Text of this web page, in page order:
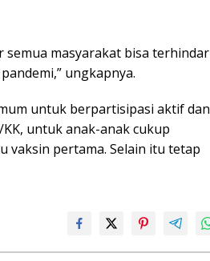
semua masyarakat bisa terhindar
ungkapnya.
untuk berpartisipasi aktif dan
untuk anak-anak cukup
vaksin pertama. Selain itu tetap